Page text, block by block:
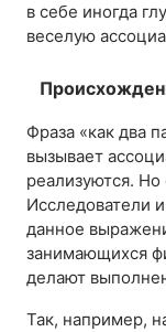
в себе иногда
веселую
Фраза «как два
вызывает
реализуются. Но
Исследователи
данное
занимающихся
делают
Так, например,